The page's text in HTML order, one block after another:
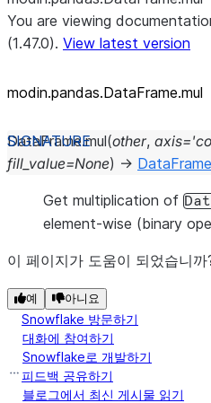
You are viewing
(1.47.0). View latest version
modin.pandas.DataFrame.mul
DataFrame.mul(other, axis=
fill_value=None) → DataFrame
Get multiplication of
element-wise (binary
이 페이지가 도움이 되었습니까
예 아니요
Snowflake 방문하기
대화에 참여하기
Snowflake로 개발하기
피드백 공유하기
블로그에서 최신 게시물 읽기